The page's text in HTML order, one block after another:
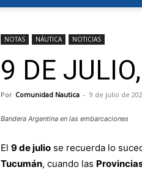
NOTAS NÁUTICA NOTICIAS
9 DE
Por Comunidad Nautica - 9 de julio de
Bandera Argentina en las embarcaciones
El 9 de julio se recuerda lo
Tucumán, cuando las